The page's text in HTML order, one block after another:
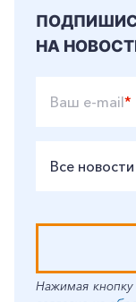
НА
Ваш e-mail*
Все новости
Нажимая кнопку